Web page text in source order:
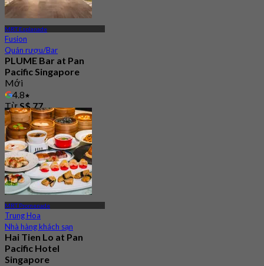
MRT Esplanade
Fusion
Quán rượu/Bar
PLUME Bar at Pan
Pacific Singapore
Mới
4.8
TừS$ 77
MRT Promenade
Trung Hoa
Nhà hàng khách sạn
Hai Tien Lo at Pan
Pacific Hotel
Singapore